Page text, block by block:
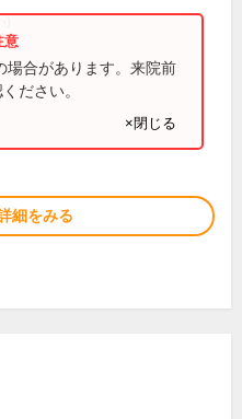
場合があります。来院前
ださい。
×閉じる
細をみる